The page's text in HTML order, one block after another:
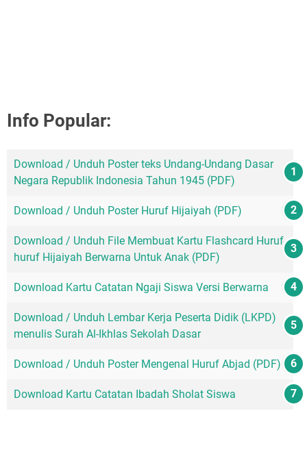
Info Popular:
Download / Unduh Poster teks Undang-Undang Dasar
Negara Republik Indonesia Tahun 1945 (PDF)
Download / Unduh Poster Huruf Hijaiyah (PDF)
Download / Unduh File Membuat Kartu Flashcard Huruf-
huruf Hijaiyah Berwarna Untuk Anak (PDF)
Download Kartu Catatan Ngaji Siswa Versi Berwarna
Download / Unduh Lembar Kerja Peserta Didik (LKPD)
menulis Surah Al-Ikhlas Sekolah Dasar
Download / Unduh Poster Mengenal Huruf Abjad (PDF)
Download Kartu Catatan Ibadah Sholat Siswa